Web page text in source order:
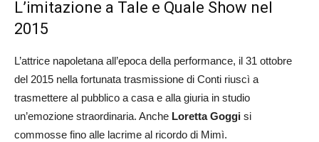
L’imitazione a Tale e Quale Show nel
2015
L’attrice napoletana all’epoca della performance, il 31 ottobre
del 2015 nella fortunata trasmissione di Conti riuscì a
trasmettere al pubblico a casa e alla giuria in studio
un’emozione straordinaria. Anche Loretta Goggi si
commosse fino alle lacrime al ricordo di Mimì.